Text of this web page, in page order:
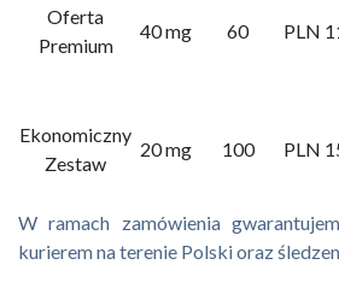
Oferta
Premium
40 mg 60 PLN
Ekonomiczny
Zestaw
20 mg 100 PLN
W ramach zamówienia
kurierem na terenie Polski oraz